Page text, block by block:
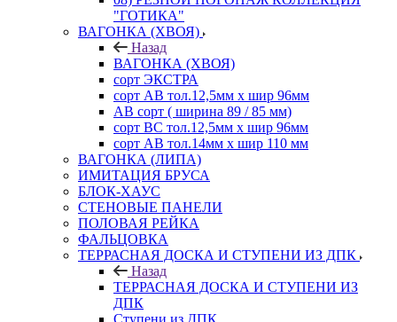
"ГОТИКА"
ВАГОНКА (ХВОЯ)
Назад
ВАГОНКА (ХВОЯ)
сорт ЭКСТРА
сорт АВ тол.12,5мм х шир 96мм
АВ сорт ( ширина 89 / 85 мм)
сорт ВС тол.12,5мм х шир 96мм
сорт АВ тол.14мм х шир 110 мм
ВАГОНКА (ЛИПА)
ИМИТАЦИЯ БРУСА
БЛОК-ХАУС
СТЕНОВЫЕ ПАНЕЛИ
ПОЛОВАЯ РЕЙКА
ФАЛЬЦОВКА
ТЕРРАСНАЯ ДОСКА И СТУПЕНИ ИЗ ДПК
Назад
ТЕРРАСНАЯ ДОСКА И СТУПЕНИ ИЗ
ДПК
Ступени из ДПК